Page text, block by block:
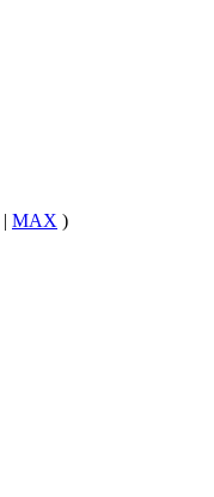
| MAX )